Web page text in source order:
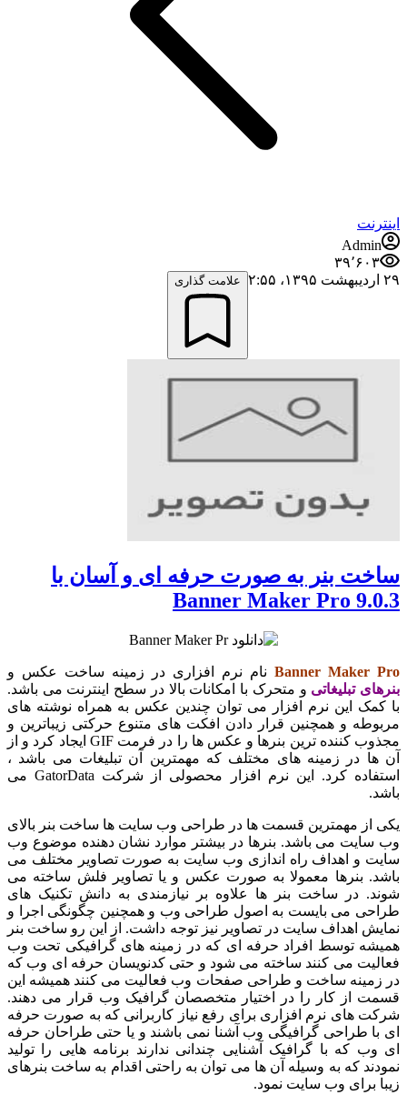
اینترنت
Admin
۳۹٬۶۰۳
۲۹ اردیبهشت ۱۳۹۵،‏ ۲:۵۵
علامت گذاری
ساخت بنر به صورت حرفه ای و آسان با
Banner Maker Pro 9.0.3
Banner Maker Pro نام نرم افزاری در زمینه ساخت عکس و
بنرهای تبلیغاتی و متحرک با امکانات بالا در سطح اینترنت می باشد.
با کمک این نرم افزار می توان چندین عکس به همراه نوشته های
مربوطه و همچنین قرار دادن افکت های متنوع حرکتی زیباترین و
مجذوب کننده ترین بنرها و عکس ها را در فرمت GIF ایجاد کرد و از
آن ها در زمینه های مختلف که مهمترین آن تبلیغات می باشد ،
استفاده کرد. این نرم افزار محصولی از شرکت GatorData می
باشد.
یکی از مهمترین قسمت ها در طراحی وب سایت ها ساخت بنر بالای
وب سایت می باشد. بنرها در بیشتر موارد نشان دهنده موضوع وب
سایت و اهداف راه اندازی وب سایت به صورت تصاویر مختلف می
باشد. بنرها معمولا به صورت عکس و یا تصاویر فلش ساخته می
شوند. در ساخت بنر ها علاوه بر نیازمندی به دانش تکنیک های
طراحی می بایست به اصول طراحی وب و همچنین چگونگی اجرا و
نمایش اهداف سایت در تصاویر نیز توجه داشت. از این رو ساخت بنر
همیشه توسط افراد حرفه ای که در زمینه های گرافیکی تحت وب
فعالیت می کنند ساخته می شود و حتی کدنویسان حرفه ای وب که
در زمینه ساخت و طراحی صفحات وب فعالیت می کنند همیشه این
قسمت از کار را در اختیار متخصصان گرافیک وب قرار می دهند.
شرکت های نرم افزاری برای رفع نیاز کاربرانی که به صورت حرفه
ای با طراحی گرافیگی وب آشنا نمی باشند و یا حتی طراحان حرفه
ای وب که با گرافیک آشنایی چندانی ندارند برنامه هایی را تولید
نمودند که به وسیله آن ها می توان به راحتی اقدام به ساخت بنرهای
زیبا برای وب سایت نمود.